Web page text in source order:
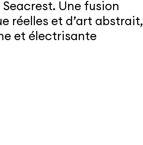
Une fusion
réelles et d’art abstrait,
et électrisante